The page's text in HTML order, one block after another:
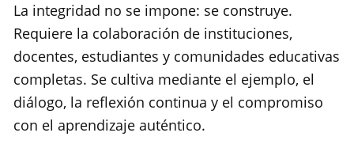
La integridad no se impone: se construye.
Requiere la colaboración de instituciones,
docentes, estudiantes y comunidades educativas
completas. Se cultiva mediante el ejemplo, el
diálogo, la reflexión continua y el compromiso
con el aprendizaje auténtico.